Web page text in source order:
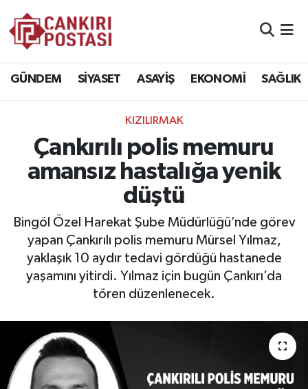
GÜNDEM SİYASET ASAYİŞ EKONOMİ SAĞLIK
KIZILIRMAK
Çankırılı polis memuru
amansız hastalığa yenik
düştü
Bingöl Özel Harekat Şube Müdürlüğü’nde görev
yapan Çankırılı polis memuru Mürsel Yılmaz,
yaklaşık 10 aydır tedavi gördüğü hastanede
yaşamını yitirdi. Yılmaz için bugün Çankırı’da
tören düzenlenecek.
EKONOMİ
SPOR
EĞİTİM
ÇEVRE
İLÇELER
Trafik Durumu
Süper Lig Puan Durumu ve Fikstür
Tüm Manşetler
Son Dakika Haberleri
Haber Arşivi